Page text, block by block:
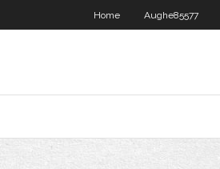
Home Aughe85577